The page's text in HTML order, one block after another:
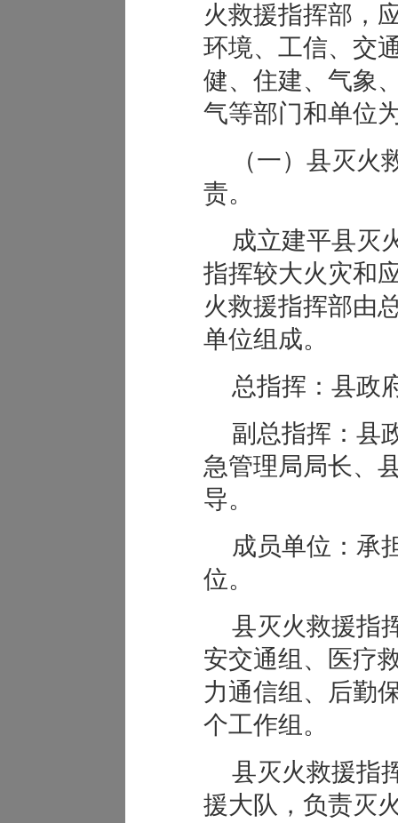
火救援指挥部，
环境、工信、交
健、住建、气象
气等部门和单位
（一）县灭火
责。
成立建平县灭
指挥较大火灾和
火救援指挥部由
单位组成。
总指挥：县政
副总指挥：县
急管理局局长、
导。
成员单位：承
位。
县灭火救援指
安交通组、医疗
力通信组、后勤
个工作组。
县灭火救援指
援大队，负责灭